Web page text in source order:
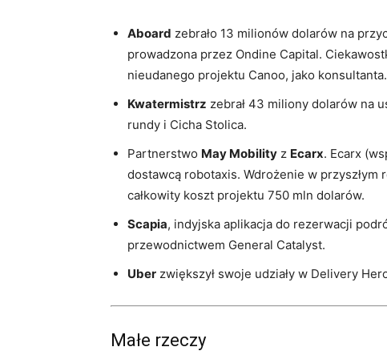
Aboard zebrało 13 milionów dolarów na
prowadzona przez Ondine Capital.
nieudanego projektu Canoo, jako konsultanta.
Kwatermistrz zebrał 43 miliony dolarów na
rundy i Cicha Stolica.
Partnerstwo May Mobility z Ecarx. Ecarx
dostawcą robotaxis. Wdrożenie w
całkowity koszt projektu 750 mln dolarów.
Scapia, indyjska aplikacja do rezerwacji
przewodnictwem General Catalyst.
Uber zwiększył swoje udziały w Delivery
Małe rzeczy